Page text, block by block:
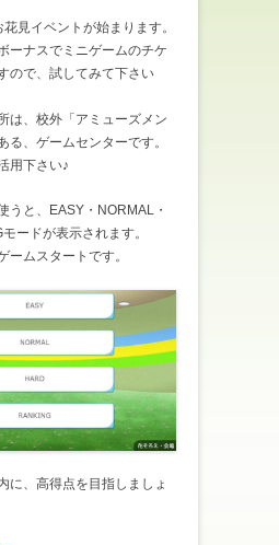
見イベントが始まります。
ーナスでミニゲームのチケ
ので、試してみて下さい
は、校外「アミューズメン
る、ゲームセンターです。
用下さい♪
うと、EASY・NORMAL・
ードが表示されます。
ームスタートです。
に、高得点を目指しましょ